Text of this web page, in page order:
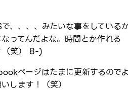
、、、、みたいな事をしている
ってんだよな。時間とか作れる
（笑） 8-)
ページはたまに更新するので
します！（笑）